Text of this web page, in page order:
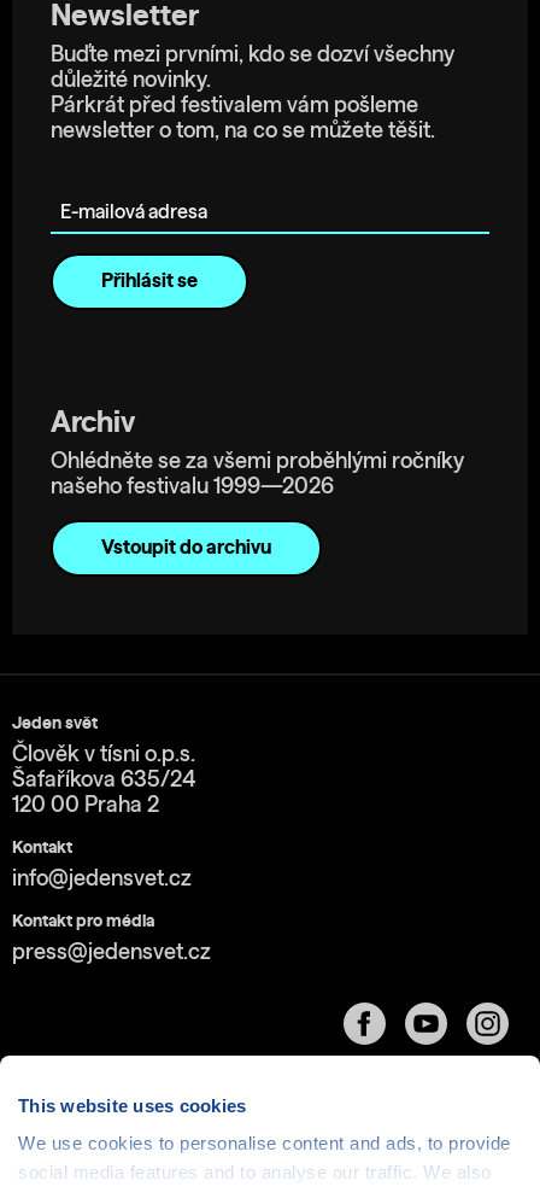
This website uses cookies
We use cookies to personalise content and ads, to provide
social media features and to analyse our traffic. We also
Newsletter
Buďte mezi prvními, kdo se dozví všechny
důležité novinky.
Párkrát před festivalem vám pošleme
newsletter o tom, na co se můžete těšit.
Archiv
Ohlédněte se za všemi proběhlými ročníky
našeho festivalu 1999—2026
Vstoupit do archivu
Jeden svět
Člověk v tísni o.p.s.
Šafaříkova 635/24
120 00 Praha 2
Kontakt
info@jedensvet.cz
Kontakt pro média
press@jedensvet.cz
Cookies| © 1999-2026 Člověk v tísni o.p.s., web běží